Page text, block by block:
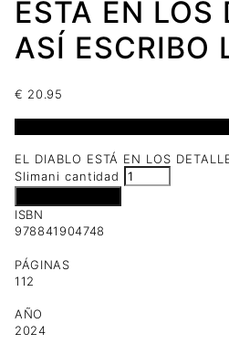
ESTÁ EN LOS
ASÍ ESCRIBO
€ 20.95
EL DIABLO ESTÁ EN LOS
Slimani cantidad
ISBN
978841904748
PÁGINAS
112
AÑO
2024